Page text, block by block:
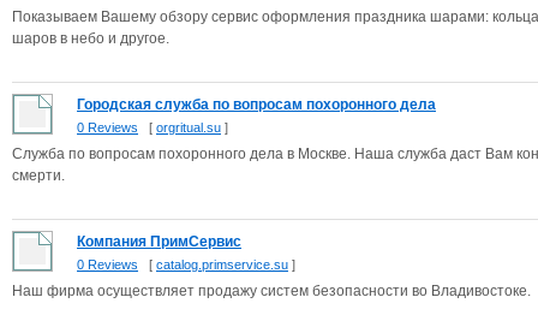
Показываем Вашему обзору сервис оформления праздника шарами:
шаров в небо и другое.
Городская служба по вопросам похоронного дела
0 Reviews [ orgritual.su ]
Служба по вопросам похоронного дела в Москве. Наша служба даст Вам
смерти.
Компания ПримСервис
0 Reviews [ catalog.primservice.su ]
Наш фирма осуществляет продажу систем безопасности во Владивостоке.